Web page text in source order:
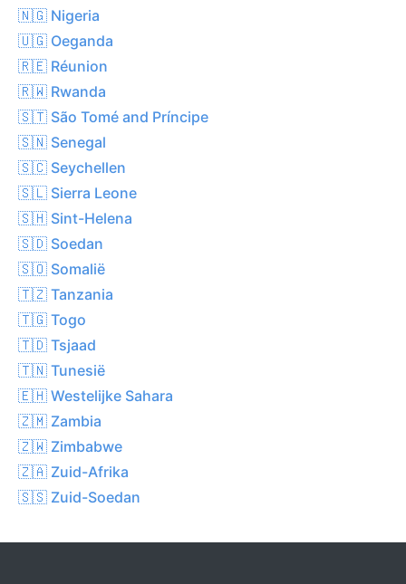
🇳🇬 Nigeria
🇺🇬 Oeganda
🇷🇪 Réunion
🇷🇼 Rwanda
🇸🇹 São Tomé and Príncipe
🇸🇳 Senegal
🇸🇨 Seychellen
🇸🇱 Sierra Leone
🇸🇭 Sint-Helena
🇸🇩 Soedan
🇸🇴 Somalië
🇹🇿 Tanzania
🇹🇬 Togo
🇹🇩 Tsjaad
🇹🇳 Tunesië
🇪🇭 Westelijke Sahara
🇿🇲 Zambia
🇿🇼 Zimbabwe
🇿🇦 Zuid-Afrika
🇸🇸 Zuid-Soedan